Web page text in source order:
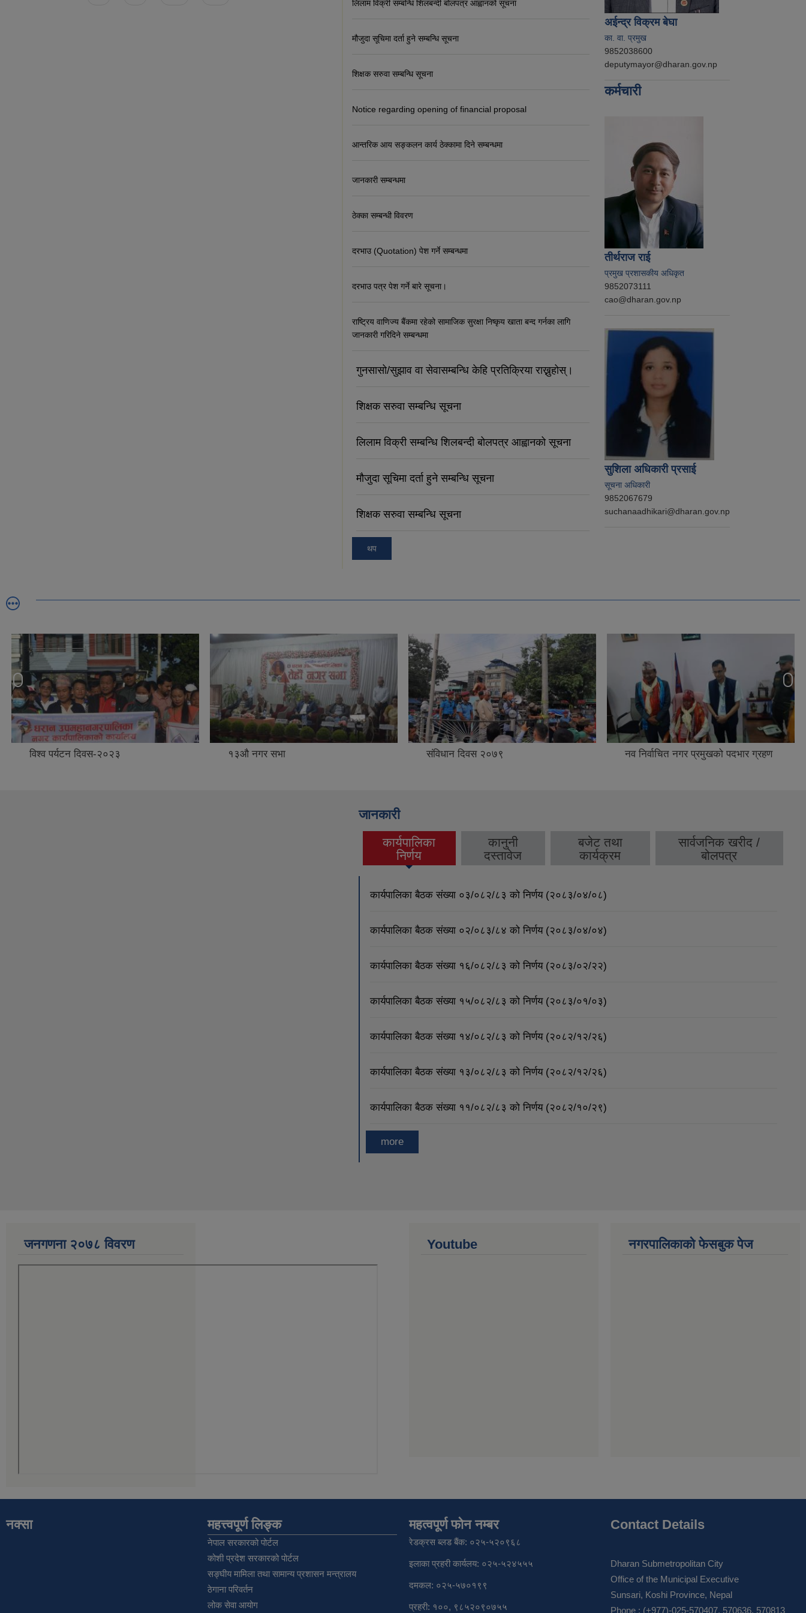
लिलाम विक्री सम्बन्धि शिलबन्दी बोलपत्र आह्वानको सूचना
मौजुदा सूचिमा दर्ता हुने सम्बन्धि सूचना
शिक्षक सरुवा सम्बन्धि सूचना
Notice regarding opening of financial proposal
आन्तरिक आय सङ्कलन कार्य ठेक्कामा दिने सम्बन्धमा
जानकारी सम्बन्धमा
ठेक्का सम्बन्धी विवरण
दरभाउ (Quotation) पेश गर्ने सम्बन्धमा
दरभाउ पत्र पेश गर्ने बारे सूचना।
राष्ट्रिय वाणिज्य बैंकमा रहेको सामाजिक सुरक्षा निष्कृय खाता बन्द गर्नका लागि
जानकारी गरिदिने सम्बन्धमा
गुनसासो/सुझाव वा सेवासम्बन्धि केहि प्रतिक्रिया राख्नुहोस्।
शिक्षक सरुवा सम्बन्धि सूचना
लिलाम विक्री सम्बन्धि शिलबन्दी बोलपत्र आह्वानको सूचना
मौजुदा सूचिमा दर्ता हुने सम्बन्धि सूचना
शिक्षक सरुवा सम्बन्धि सूचना
थप
अईन्द्र विक्रम बेघा
का. वा. प्रमुख
9852038600
deputymayor@dharan.gov.np
कर्मचारी
तीर्थराज राई
प्रमुख प्रशासकीय अधिकृत
9852073111
cao@dharan.gov.np
सुशिला अधिकारी प्रसाई
सूचना अधिकारी
9852067679
suchanaadhikari@dharan.gov.np
विश्व पर्यटन दिवस-२०२३ १३औ नगर सभा संविधान दिवस २०७९ नव निर्वाचित नगर प्रमुखको पदभार ग्रहण
जानकारी
कार्यपालिका
निर्णय
(active tab)
कानुनी
दस्तावेज
बजेट तथा
कार्यक्रम
सार्वजनिक खरीद /
बोलपत्र
कार्यपालिका बैठक संख्या ०३/०८२/८३ को निर्णय (२०८३/०४/०८)
कार्यपालिका बैठक संख्या ०२/०८३/८४ को निर्णय (२०८३/०४/०४)
कार्यपालिका बैठक संख्या १६/०८२/८३ को निर्णय (२०८३/०२/२२)
कार्यपालिका बैठक संख्या १५/०८२/८३ को निर्णय (२०८३/०१/०३)
कार्यपालिका बैठक संख्या १४/०८२/८३ को निर्णय (२०८२/१२/२६)
कार्यपालिका बैठक संख्या १३/०८२/८३ को निर्णय (२०८२/१२/२६)
कार्यपालिका बैठक संख्या ११/०८२/८३ को निर्णय (२०८२/१०/२९)
more
जनगणना २०७८ विवरण Youtube नगरपालिकाको फेसबुक पेज
नक्सा महत्त्वपूर्ण लिङ्क
नेपाल सरकारको पोर्टल
कोशी प्रदेश सरकारको पोर्टल
सङ्‍घीय मामिला तथा सामान्य प्रशासन मन्त्रालय
ठेगाना परिवर्तन
लोक सेवा आयोग
महत्वपूर्ण फोन नम्बर
रेडक्रस ब्लड बैंक: ०२५-५२०९६८
इलाका प्रहरी कार्यलय: ०२५-५२४५५५
दमकल: ०२५-५७०१९९
प्रहरी: १००, ९८५२०९०७५५
Contact Details
Dharan Submetropolitan City
Office of the Municipal Executive
Sunsari, Koshi Province, Nepal
Phone : (+977)-025-570407, 570636, 570813